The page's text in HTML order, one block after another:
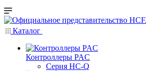
Каталог
Контроллеры PAC
Серия HC-Q